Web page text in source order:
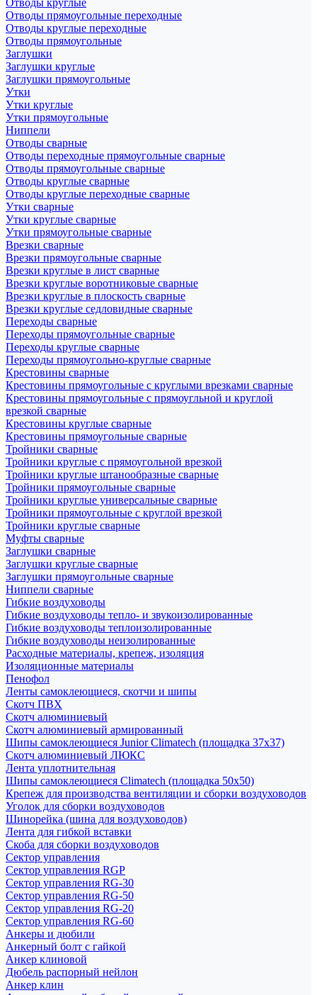
Отводы круглые
Отводы прямоугольные переходные
Отводы круглые переходные
Отводы прямоугольные
Заглушки
Заглушки круглые
Заглушки прямоугольные
Утки
Утки круглые
Утки прямоугольные
Ниппели
Отводы сварные
Отводы переходные прямоугольные сварные
Отводы прямоугольные сварные
Отводы круглые сварные
Отводы круглые переходные сварные
Утки сварные
Утки круглые сварные
Утки прямоугольные сварные
Врезки сварные
Врезки прямоугольные сварные
Врезки круглые в лист сварные
Врезки круглые воротниковые сварные
Врезки круглые в плоскость сварные
Врезки круглые седловидные сварные
Переходы сварные
Переходы прямоугольные сварные
Переходы круглые сварные
Переходы прямоугольно-круглые сварные
Крестовины сварные
Крестовины прямоугольные с круглыми врезками сварные
Крестовины прямоугольные с прямоугльной и круглой
врезкой сварные
Крестовины круглые сварные
Крестовины прямоугольные сварные
Тройники сварные
Тройники круглые с прямоугольной врезкой
Тройники круглые штанообразные сварные
Тройники прямоугольные сварные
Тройники круглые универсальные сварные
Тройники прямоугольные с круглой врезкой
Тройники круглые сварные
Муфты сварные
Заглушки сварные
Заглушки круглые сварные
Заглушки прямоугольные сварные
Ниппели сварные
Гибкие воздуховоды
Гибкие воздуховоды тепло- и звукоизолированные
Гибкие воздуховоды теплоизолированные
Гибкие воздуховоды неизолированные
Расходные материалы, крепеж, изоляция
Изоляционные материалы
Пенофол
Ленты самоклеющиеся, скотчи и шипы
Скотч ПВХ
Скотч алюминиевый
Скотч алюминиевый армированный
Шипы самоклеющиеся Junior Climatech (площадка 37х37)
Скотч алюминиевый ЛЮКС
Лента уплотнительная
Шипы самоклеющиеся Climatech (площадка 50х50)
Крепеж для производства вентиляции и сборки воздуховодов
Уголок для сборки воздуховодов
Шинорейка (шина для воздуховодов)
Лента для гибкой вставки
Скоба для сборки воздуховодов
Сектор управления
Сектор управления RGP
Сектор управления RG-30
Сектор управления RG-50
Сектор управления RG-20
Сектор управления RG-60
Анкеры и дюбили
Анкерный болт с гайкой
Анкер клиновой
Дюбель распорный нейлон
Анкер клин